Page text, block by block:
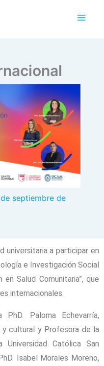
septiembre de
universitaria a participar en
e Investigación Social
Salud Comunitaria”, que
internacionales.
Paloma Echevarría,
cultural y Profesora de la
Católica San
Isabel Morales Moreno,